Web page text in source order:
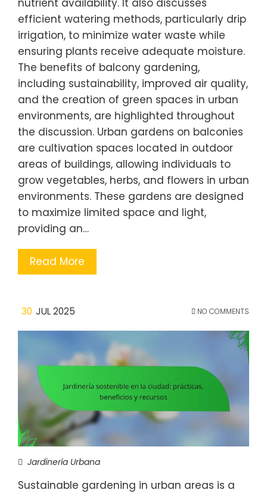
efficient watering methods, particularly drip
irrigation, to minimize water waste while
ensuring plants receive adequate moisture.
The benefits of balcony gardening,
including sustainability, improved air quality,
and the creation of green spaces in urban
environments, are highlighted throughout
the discussion. Urban gardens on balconies
are cultivation spaces located in outdoor
areas of buildings, allowing individuals to
grow vegetables, herbs, and flowers in urban
environments. These gardens are designed
to maximize limited space and light,
providing an…
Read More
30 JUL 2025 NO COMMENTS
Jardinería Urbana
Sustainable gardening in urban areas is a